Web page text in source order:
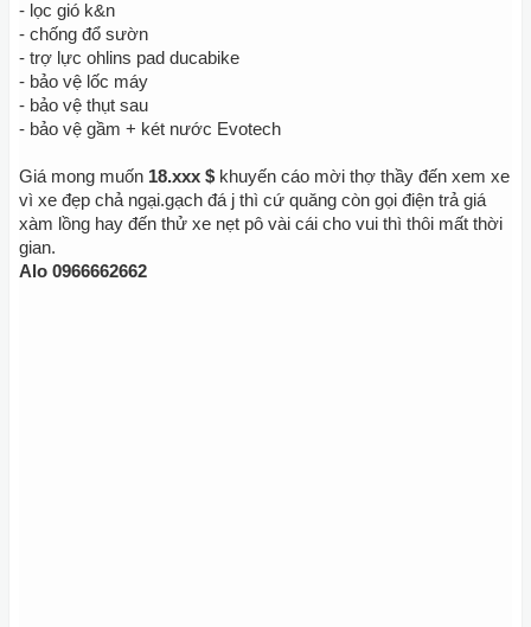
- lọc gió k&n
- chống đổ sườn
- trợ lực ohlins pad ducabike
- bảo vệ lốc máy
- bảo vệ thụt sau
- bảo vệ gầm + két nước Evotech
Giá mong muốn 18.xxx $ khuyến cáo mời thợ thầy đến xem xe
vì xe đẹp chả ngại.gạch đá j thì cứ quăng còn gọi điện trả giá
xàm lồng hay đến thử xe nẹt pô vài cái cho vui thì thôi mất thời
gian.
Alo 0966662662